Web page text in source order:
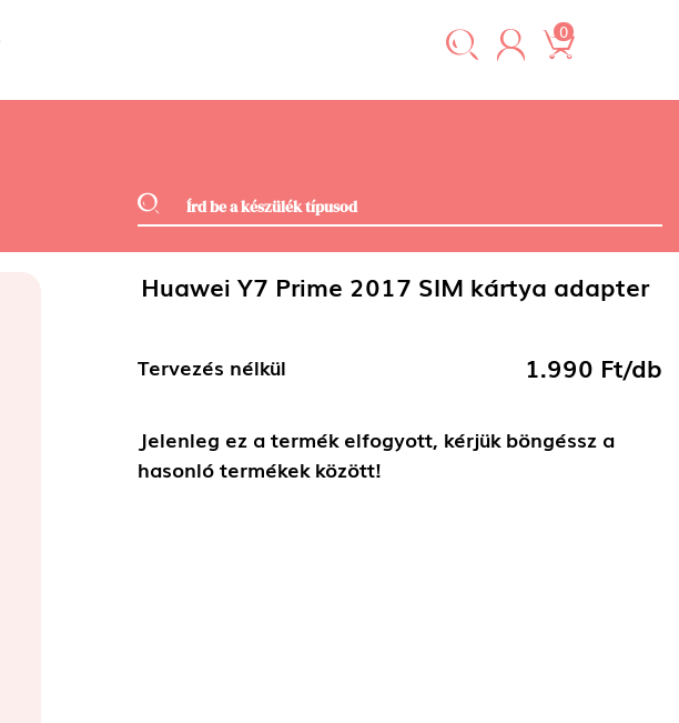
0
Huawei Y7 Prime 2017 SIM kártya adapter
Tervezés nélkül 1.990 Ft/db
Jelenleg ez a termék elfogyott, kérjük böngéssz a
hasonló termékek között!